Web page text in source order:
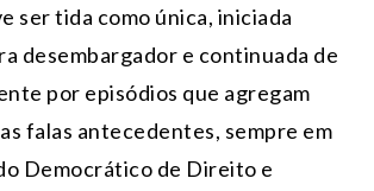
ser tida como única, iniciada
desembargador e continuada de
por episódios que agregam
falas antecedentes, sempre em
Democrático de Direito e